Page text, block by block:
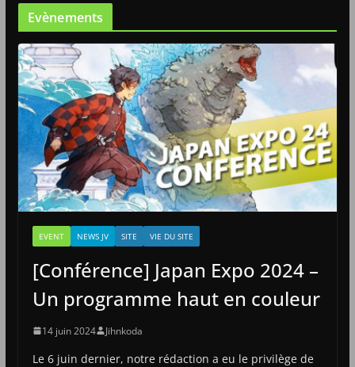
Evènements
EVENT NEWS JV SITE VIE DU SITE
[Conférence] Japan Expo 2024 –
Un programme haut en couleur
14 juin 2024 Jihnkoda
Le 6 juin dernier, notre rédaction a eu le privilège de